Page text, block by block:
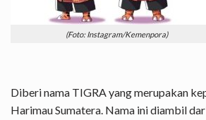
(Foto: Instagram/Kemenpora)
Diberi nama TIGRA yang merupakan
Harimau Sumatera. Nama ini diambil